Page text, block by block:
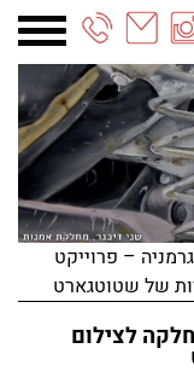
03-
6887090
– פרוייקט
של שטוטגארט
לצילום